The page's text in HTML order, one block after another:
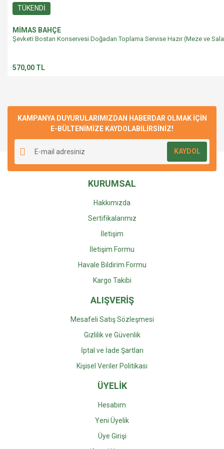
TÜKENDİ
MİMAS BAHÇE
Şevketi Bostan Konservesi Doğadan Toplama Servise Hazır (Meze ve
570,00 TL
KAMPANYA DUYURULARIMIZDAN HABERDAR OLMAK İÇİN
E-BÜLTENİMİZE KAYDOLABİLİRSİNİZ!
KAYDOL
KURUMSAL
Hakkımızda
Sertifikalarımız
İletişim
İletişim Formu
Havale Bildirim Formu
Kargo Takibi
ALIŞVERİŞ
Mesafeli Satış Sözleşmesi
Gizlilik ve Güvenlik
İptal ve İade Şartları
Kişisel Veriler Politikası
ÜYELİK
Hesabım
Yeni Üyelik
Üye Girişi